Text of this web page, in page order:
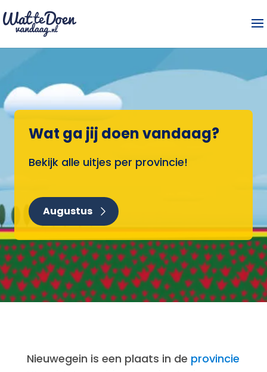
Wat ga jij doen vandaag?
Bekijk alle uitjes per provincie!
Augustus
Nieuwegein is een plaats in de provincie